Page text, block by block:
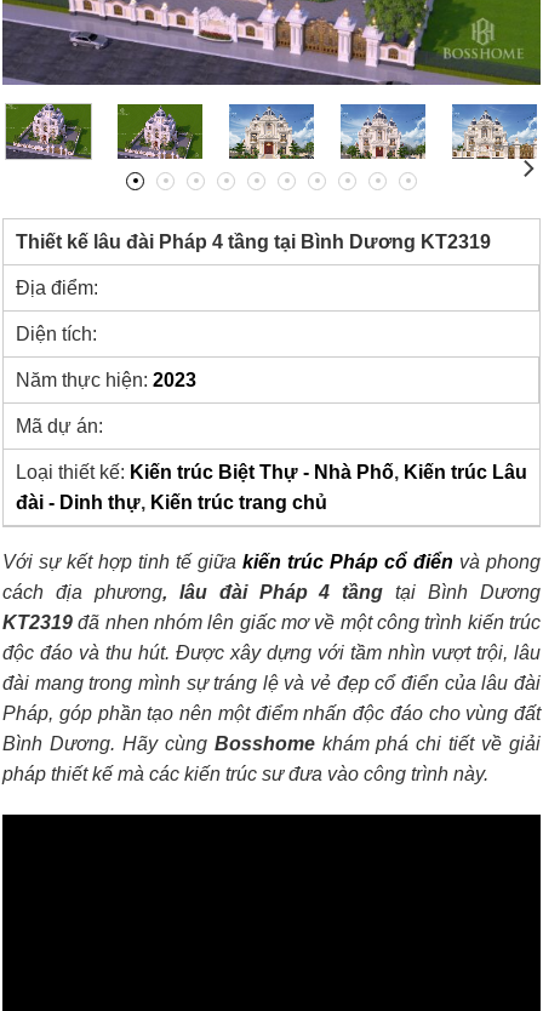
Thiết kế lâu đài Pháp 4 tầng tại Bình Dương KT2319
Địa điểm:
Diện tích:
Năm thực hiện: 2023
Mã dự án:
Loại thiết kế: Kiến trúc Biệt Thự - Nhà Phố, Kiến trúc Lâu
đài - Dinh thự, Kiến trúc trang chủ
Với sự kết hợp tinh tế giữa kiến trúc Pháp cổ điển và phong
cách địa phương, lâu đài Pháp 4 tầng tại Bình Dương
KT2319 đã nhen nhóm lên giấc mơ về một công trình kiến trúc
độc đáo và thu hút. Được xây dựng với tầm nhìn vượt trội, lâu
đài mang trong mình sự tráng lệ và vẻ đẹp cổ điển của lâu đài
Pháp, góp phần tạo nên một điểm nhấn độc đáo cho vùng đất
Bình Dương. Hãy cùngBosshomekhám phá chi tiết về giải
pháp thiết kế mà các kiến trúc sư đưa vào công trình này.